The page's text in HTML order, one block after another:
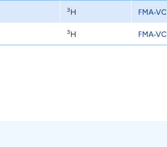
3H FMA-VC
3H FMA-VC